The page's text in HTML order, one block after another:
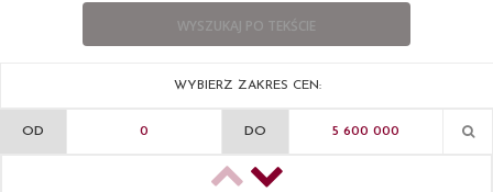
WYBIERZ ZAKRES CEN:
OD DO